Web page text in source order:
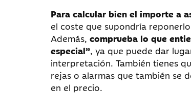
Para calcular bien el importe a
el coste que supondría
Además, comprueba lo que
especial”, ya que puede dar
interpretación. También tienes
rejas o alarmas que también se
en el precio.